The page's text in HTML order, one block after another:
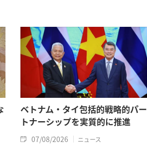
ベトナム・タイ包括的戦略的パー
トナーシップを実質的に推進
07/08/2026 ニュース